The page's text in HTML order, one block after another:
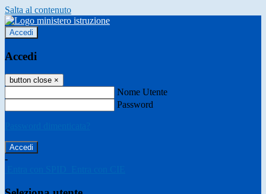
Salta al contenuto
Accedi
Accedi
button close ×
Nome Utente
Password
-